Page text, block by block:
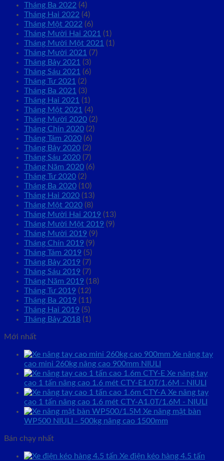
Tháng Ba 2022 (4)
Tháng Hai 2022 (4)
Tháng Một 2022 (6)
Tháng Mười Hai 2021 (1)
Tháng Mười Một 2021 (1)
Tháng Mười 2021 (7)
Tháng Bảy 2021 (3)
Tháng Sáu 2021 (6)
Tháng Tư 2021 (2)
Tháng Ba 2021 (3)
Tháng Hai 2021 (1)
Tháng Một 2021 (4)
Tháng Mười 2020 (2)
Tháng Chín 2020 (2)
Tháng Tám 2020 (6)
Tháng Bảy 2020 (2)
Tháng Sáu 2020 (7)
Tháng Năm 2020 (6)
Tháng Tư 2020 (2)
Tháng Ba 2020 (10)
Tháng Hai 2020 (13)
Tháng Một 2020 (8)
Tháng Mười Hai 2019 (13)
Tháng Mười Một 2019 (9)
Tháng Mười 2019 (9)
Tháng Chín 2019 (9)
Tháng Tám 2019 (5)
Tháng Bảy 2019 (7)
Tháng Sáu 2019 (7)
Tháng Năm 2019 (18)
Tháng Tư 2019 (12)
Tháng Ba 2019 (11)
Tháng Hai 2019 (5)
Tháng Bảy 2018 (1)
Mới nhất
Xe nâng tay
cao mini 260kg nâng cao 900mm NIULI
Xe nâng tay
cao 1 tấn nâng cao 1.6 mét CTY-E1.0T/1.6M - NIULI
Xe nâng tay
cao 1 tấn nâng cao 1.6 mét CTY-A1.0T/1.6M - NIULI
Xe nâng mặt bàn
WP500 NIULI - 500kg nâng cao 1500mm
Bán chạy nhất
Xe điện kéo hàng 4.5 tấn